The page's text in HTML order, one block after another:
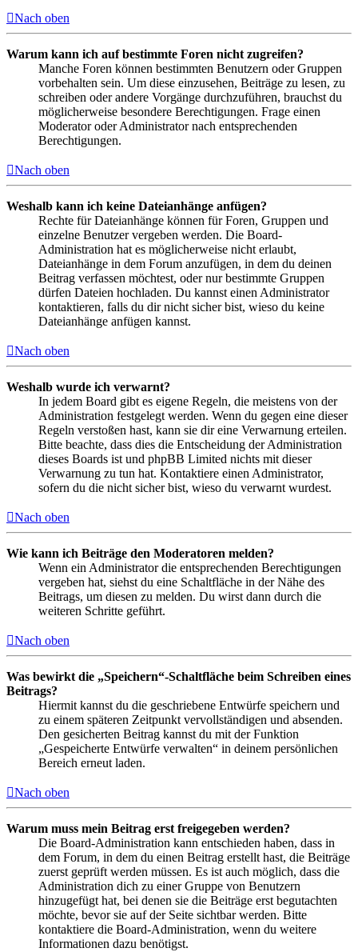
Nach oben
Warum kann ich auf bestimmte Foren nicht zugreifen?
Manche Foren können bestimmten Benutzern oder Gruppen
vorbehalten sein. Um diese einzusehen, Beiträge zu lesen, zu
schreiben oder andere Vorgänge durchzuführen, brauchst du
möglicherweise besondere Berechtigungen. Frage einen
Moderator oder Administrator nach entsprechenden
Berechtigungen.
Nach oben
Weshalb kann ich keine Dateianhänge anfügen?
Rechte für Dateianhänge können für Foren, Gruppen und
einzelne Benutzer vergeben werden. Die Board-
Administration hat es möglicherweise nicht erlaubt,
Dateianhänge in dem Forum anzufügen, in dem du deinen
Beitrag verfassen möchtest, oder nur bestimmte Gruppen
dürfen Dateien hochladen. Du kannst einen Administrator
kontaktieren, falls du dir nicht sicher bist, wieso du keine
Dateianhänge anfügen kannst.
Nach oben
Weshalb wurde ich verwarnt?
In jedem Board gibt es eigene Regeln, die meistens von der
Administration festgelegt werden. Wenn du gegen eine dieser
Regeln verstoßen hast, kann sie dir eine Verwarnung erteilen.
Bitte beachte, dass dies die Entscheidung der Administration
dieses Boards ist und phpBB Limited nichts mit dieser
Verwarnung zu tun hat. Kontaktiere einen Administrator,
sofern du die nicht sicher bist, wieso du verwarnt wurdest.
Nach oben
Wie kann ich Beiträge den Moderatoren melden?
Wenn ein Administrator die entsprechenden Berechtigungen
vergeben hat, siehst du eine Schaltfläche in der Nähe des
Beitrags, um diesen zu melden. Du wirst dann durch die
weiteren Schritte geführt.
Nach oben
Was bewirkt die „Speichern“-Schaltfläche beim Schreiben eines
Beitrags?
Hiermit kannst du die geschriebene Entwürfe speichern und
zu einem späteren Zeitpunkt vervollständigen und absenden.
Den gesicherten Beitrag kannst du mit der Funktion
„Gespeicherte Entwürfe verwalten“ in deinem persönlichen
Bereich erneut laden.
Nach oben
Warum muss mein Beitrag erst freigegeben werden?
Die Board-Administration kann entschieden haben, dass in
dem Forum, in dem du einen Beitrag erstellt hast, die Beiträge
zuerst geprüft werden müssen. Es ist auch möglich, dass die
Administration dich zu einer Gruppe von Benutzern
hinzugefügt hat, bei denen sie die Beiträge erst begutachten
möchte, bevor sie auf der Seite sichtbar werden. Bitte
kontaktiere die Board-Administration, wenn du weitere
Informationen dazu benötigst.